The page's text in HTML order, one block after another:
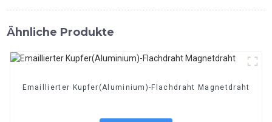
Ähnliche Produkte
Emaillierter Kupfer(Aluminium)-Flachdraht Magnetdraht